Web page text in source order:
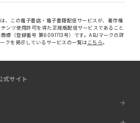
、この電子書店・電子書籍配信サービスが、著作権
ンツ使用許可を得た正規版配信サービスであること
標（登録番号 第6091713号）です。ABJマークの詳
クを掲示しているサービスの一覧は こちら。
式サイト